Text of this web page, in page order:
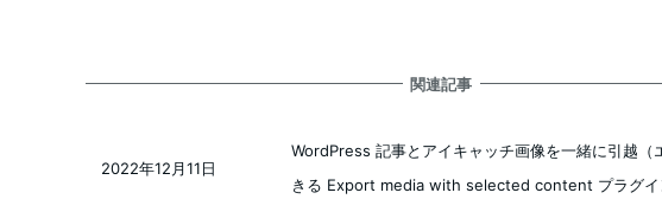
関連記事
WordPress 記事とアイキャッチ画像を一緒に引越（
きる Export media with selected content プラグイ
2022年12月11日